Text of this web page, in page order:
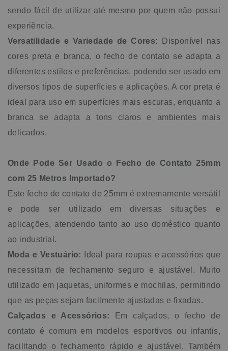
sendo fácil de utilizar até mesmo por quem não possui
experiência.
Versatilidade e Variedade de Cores: Disponível nas
cores preta e branca, o fecho de contato se adapta a
diferentes estilos e preferências, podendo ser usado em
diversos tipos de superfícies e aplicações. A cor preta é
ideal para uso em superfícies mais escuras, enquanto a
branca se adapta a tons claros e ambientes mais
delicados.
Onde Pode Ser Usado o Fecho de Contato 25mm
com 25 Metros Importado?
Este fecho de contato de 25mm é extremamente versátil
e pode ser utilizado em diversas situações e
aplicações, atendendo tanto ao uso doméstico quanto
ao industrial.
Moda e Vestuário:
Ideal para roupas e acessórios que
necessitam de fechamento seguro e ajustável. Muito
utilizado em jaquetas, uniformes e mochilas, permitindo
que as peças sejam facilmente ajustadas e fixadas.
Calçados e Acessórios: Em calçados, o fecho de
contato é comum em modelos esportivos ou infantis,
facilitando o fechamento rápido e ajustável. Também